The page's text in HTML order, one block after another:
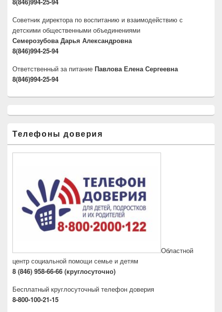
Советник директора по воспитанию и взаимодействию с
детскими общественными объединениями
Семерозубова Дарья Александровна
8(846)994-25-94
Ответственный за питание Павлова Елена Сергеевна
8(846)994-25-94
Телефоны доверия
Областной
центр социальной помощи семье и детям
8 (846) 958-66-66 (круглосуточно)
Бесплатный круглосуточный телефон доверия
8-800-100-21-15